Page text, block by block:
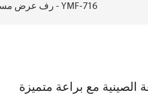
رف عرض مستحضرات التجميل من الشركة المصنعة الصينية مع براعة متميزة - YMF-716